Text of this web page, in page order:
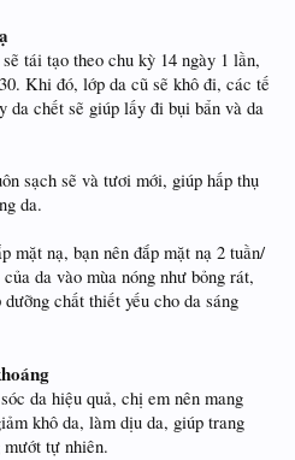
tái tạo theo chu kỳ 14 ngày 1 lần,
Khi đó, lớp da cũ sẽ khô đi, các tế
da chết sẽ giúp lấy đi bụi bẩn và da
sạch sẽ và tươi mới, giúp hấp thụ
da.
mặt nạ, bạn nên đắp mặt nạ 2 tuần/
da vào mùa nóng như bỏng rát,
chất thiết yếu cho da sáng
da hiệu quả, chị em nên mang
khô da, làm dịu da, giúp trang
tự nhiên.